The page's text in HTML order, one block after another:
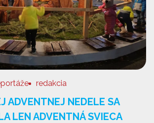
redakcia
ADVENTNEJ NEDELE SA
LEN ADVENTNÁ SVIECA